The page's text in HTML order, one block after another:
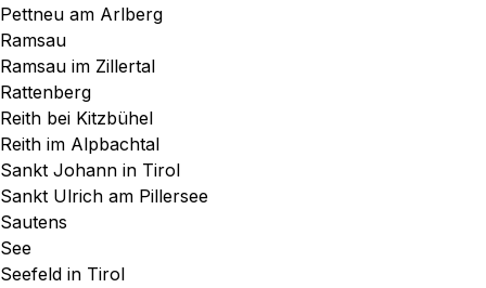
Pettneu am Arlberg
Ramsau
Ramsau im Zillertal
Rattenberg
Reith bei Kitzbühel
Reith im Alpbachtal
Sankt Johann in Tirol
Sankt Ulrich am Pillersee
Sautens
See
Seefeld in Tirol